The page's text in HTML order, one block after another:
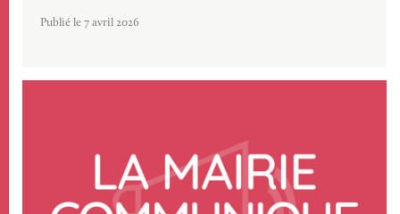
Publié le 7 avril 2026